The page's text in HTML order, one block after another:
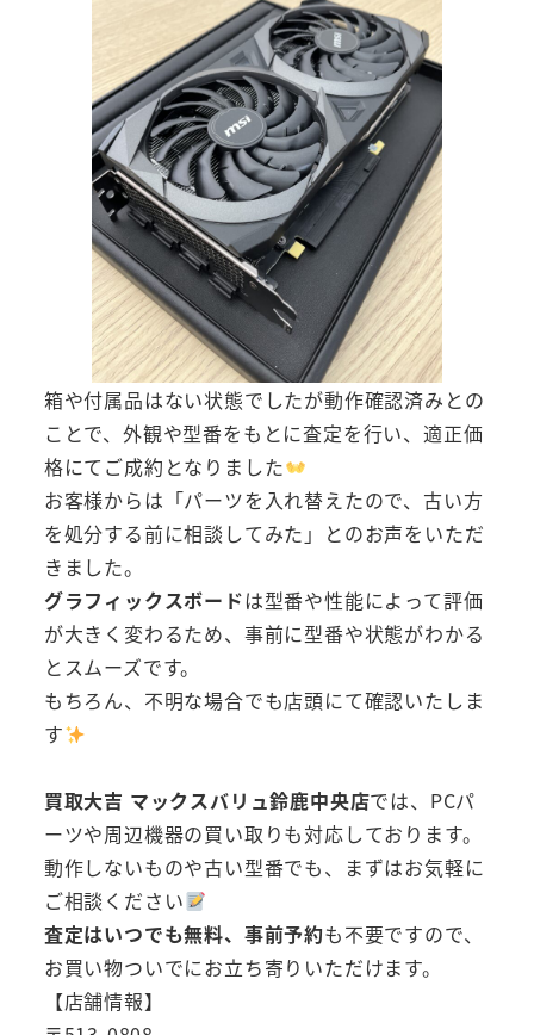
箱や付属品はない状態でしたが動作確認済みとの
ことで、外観や型番をもとに査定を行い、適正価
格にてご成約となりました
お客様からは「パーツを入れ替えたので、古い方
を処分する前に相談してみた」とのお声をいただ
きました。
グラフィックスボードは型番や性能によって評価
が大きく変わるため、事前に型番や状態がわかる
とスムーズです。
もちろん、不明な場合でも店頭にて確認いたしま
す
買取大吉 マックスバリュ鈴鹿中央店では、PCパ
ーツや周辺機器の買い取りも対応しております。
動作しないものや古い型番でも、まずはお気軽に
ご相談ください
査定はいつでも無料、事前予約も不要ですので、
お買い物ついでにお立ち寄りいただけます。
【店舗情報】